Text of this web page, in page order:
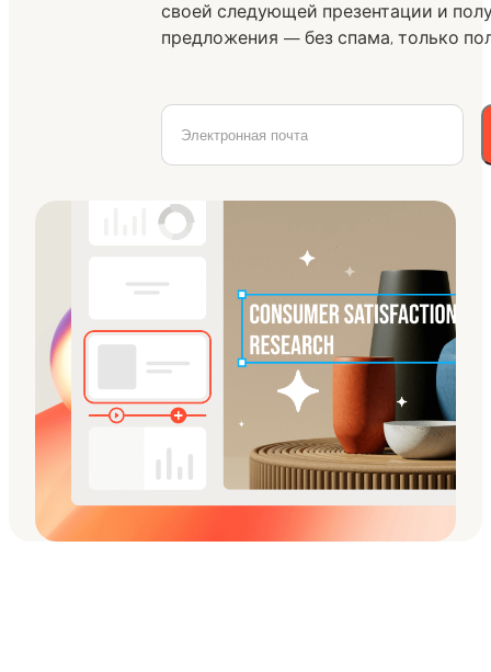
своей следующей презентации и
предложения — без спама, только